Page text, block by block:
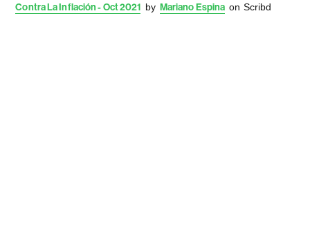
Contra La Inflación - Oct 2021 by Mariano Espina on Scribd